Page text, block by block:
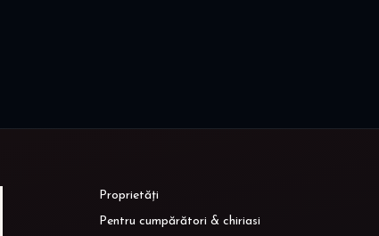
Proprietăți
Pentru cumpărători & chiriasi